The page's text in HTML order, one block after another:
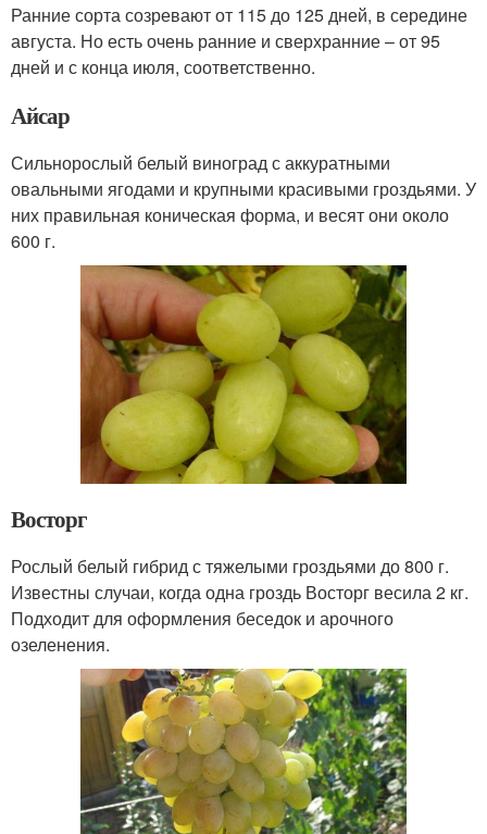
Ранние сорта созревают от 115 до 125 дней, в середине
августа. Но есть очень ранние и сверхранние – от 95
дней и с конца июля, соответственно.
Айсар
Сильнорослый белый виноград с аккуратными
овальными ягодами и крупными красивыми гроздьями. У
них правильная коническая форма, и весят они около
600 г.
Восторг
Рослый белый гибрид с тяжелыми гроздьями до 800 г.
Известны случаи, когда одна гроздь Восторг весила 2 кг.
Подходит для оформления беседок и арочного
озеленения.